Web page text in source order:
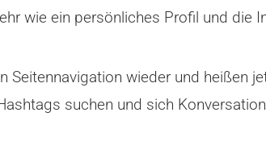
wie ein persönliches Profil und die
Seitennavigation wieder und heißen
suchen und sich